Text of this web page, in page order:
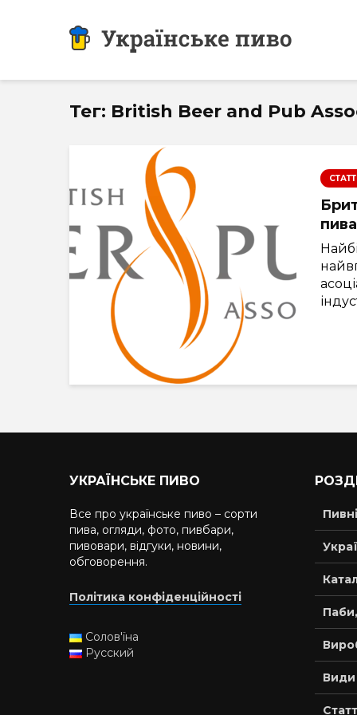
Тег: British Beer and Pub
УКРАЇНСЬКЕ ПИВО
Все про українське пиво – сорти
пива, огляди, фото, пивбари,
пивовари, відгуки, новини,
обговорення.
Політика конфіденційності
Солов'їна
Русский
Види